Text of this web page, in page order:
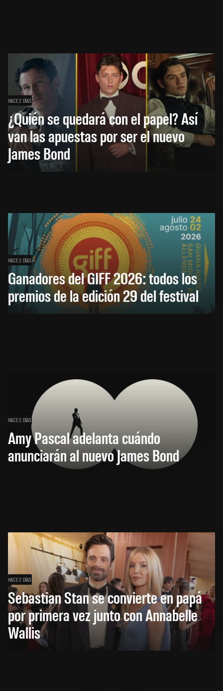
HACE 2 DÍAS
¿Quién se quedará con el papel? Así
van las apuestas por ser el nuevo
James Bond
HACE 2 DÍAS
Ganadores del GIFF 2026: todos los
premios de la edición 29 del festival
HACE 2 DÍAS
Amy Pascal adelanta cuándo
anunciarán al nuevo James Bond
HACE 2 DÍAS
Sebastian Stan se convierte en papá
por primera vez junto con Annabelle
Wallis